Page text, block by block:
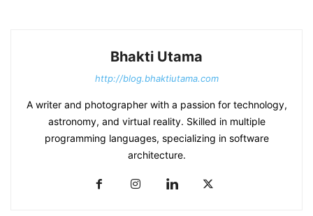
Bhakti Utama
http://blog.bhaktiutama.com
A writer and photographer with a passion for technology,
astronomy, and virtual reality. Skilled in multiple
programming languages, specializing in software
architecture.